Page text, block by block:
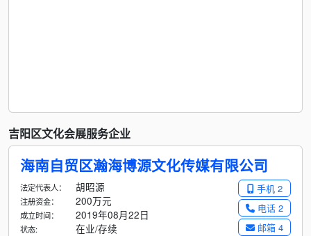
吉阳区文化会展服务企业
海南自贸区瀚海博源文化传媒有限公司
手机 2
电话 2
邮箱 4
法定代表人： 胡昭源
注册资金： 200万元
成立时间： 2019年08月22日
状态: 在业/存续